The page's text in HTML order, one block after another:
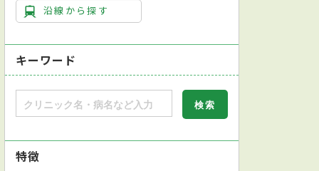
沿線から探す
キーワード
特徴